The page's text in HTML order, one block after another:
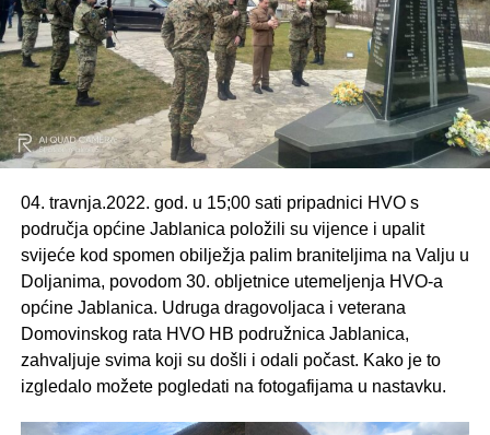
04. travnja.2022. god. u 15;00 sati pripadnici HVO s
područja općine Jablanica položili su vijence i upalit
svijeće kod spomen obilježja palim braniteljima na Valju u
Doljanima, povodom 30. obljetnice utemeljenja HVO-a
općine Jablanica. Udruga dragovoljaca i veterana
Domovinskog rata HVO HB podružnica Jablanica,
zahvaljuje svima koji su došli i odali počast. Kako je to
izgledalo možete pogledati na fotogafijama u nastavku.